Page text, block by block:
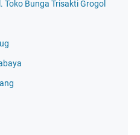
Toko Bunga Trisakti Grogol